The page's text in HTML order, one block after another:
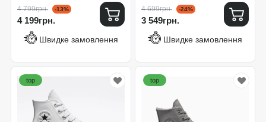
4 799грн. -13%
4 199грн.
Швидке замовлення
4 699грн. -24%
3 549грн.
Швидке замовлення
top top